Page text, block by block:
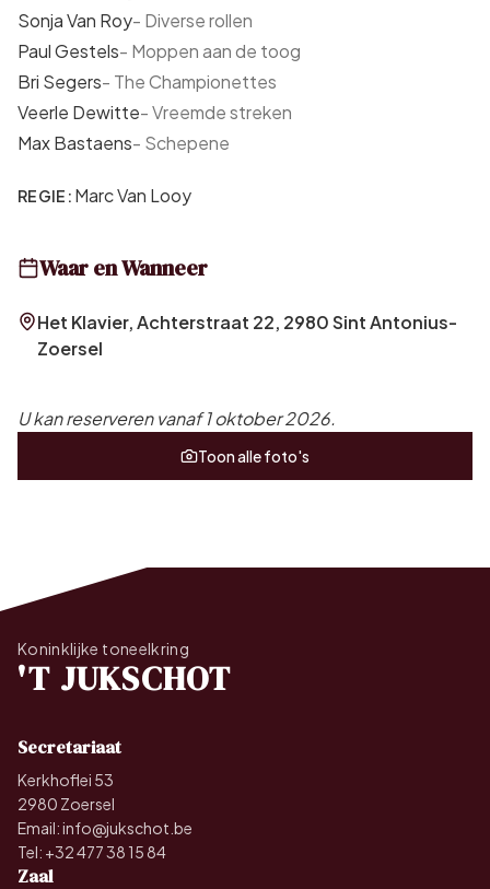
Sonja Van Roy- Diverse rollen
Paul Gestels- Moppen aan de toog
Bri Segers- The Championettes
Veerle Dewitte-Vreemde streken
Max Bastaens- Schepene
REGIE: Marc Van Looy
Waar en Wanneer
Het Klavier, Achterstraat 22, 2980 Sint Antonius-
Zoersel
U kan reserveren vanaf 1 oktober 2026.
Toon alle foto's
Koninklijke toneelkring
'T JUKSCHOT
Secretariaat
Kerkhoflei 53
2980 Zoersel
Email:info@jukschot.be
Tel: +32 477 38 15 84
Zaal